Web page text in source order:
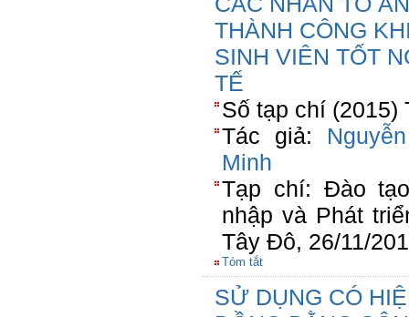
THÀNH CÔNG
SINH VIÊN TỐT
TẾ
Số tạp chí (2015)
Tác giả:
Minh
Tạp chí: Đào
nhập và Phát
Tây Đô, 26/11/
Tóm tắt
SỬ DỤNG CÓ